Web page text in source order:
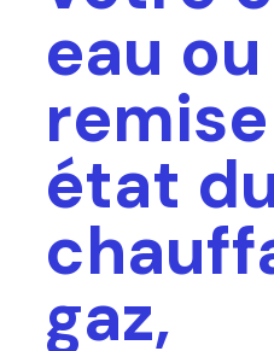
eau
état
gaz,